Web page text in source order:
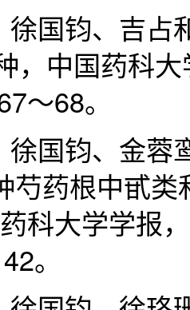
国钧、吉占
，中国药科
～68。
徐国钧、金蓉
芍药根中甙类
科大学学报
。